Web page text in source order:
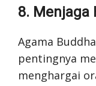
8. Menjaga
Agama
pentingnya
menghargai